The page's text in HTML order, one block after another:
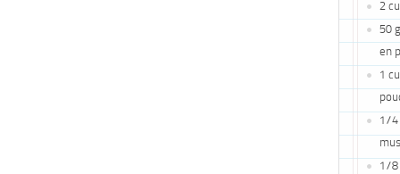
2
50
en
1
1/4
1/8